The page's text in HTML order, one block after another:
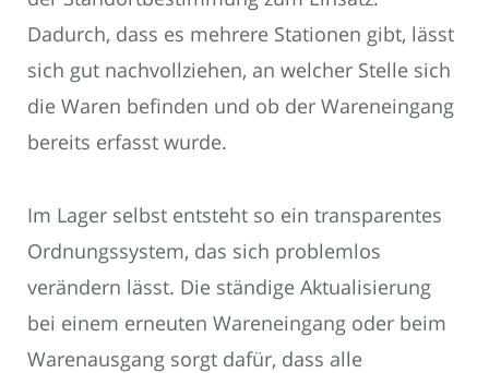
Dadurch, dass es mehrere Stationen gibt, lässt
sich gut nachvollziehen, an welcher Stelle sich
die Waren befinden und ob der Wareneingang
bereits erfasst wurde.
Im Lager selbst entsteht so ein transparentes
Ordnungssystem, das sich problemlos
verändern lässt. Die ständige Aktualisierung
bei einem erneuten Wareneingang oder beim
Warenausgang sorgt dafür, dass alle